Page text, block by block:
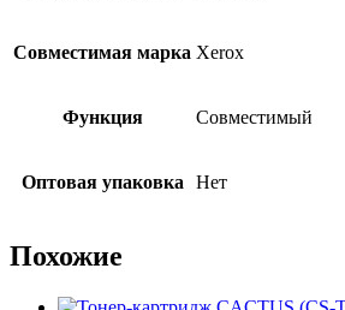
Совместимая марка Xerox
Функция Совместимый
Оптовая упаковка Нет
Похожие